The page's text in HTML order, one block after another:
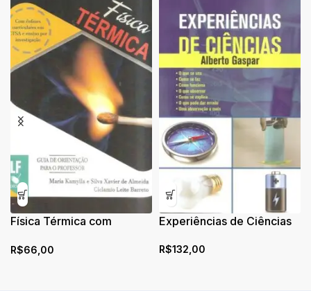
Física Térmica com
CTSA e Ensino por
R$66,00
Experiências de Ciências
R$132,00